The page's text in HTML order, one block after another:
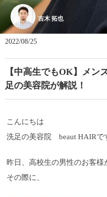
吉木 拓也
2022/08/25
【中高生でもOK】メン
足の美容院が解説！
こんにちは
洗足の美容院 beaut HAIRで
昨日、高校生の男性のお客
その際に、